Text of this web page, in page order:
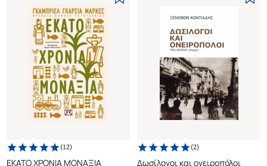
(12)
ΕΚΑΤΟ ΧΡΟΝΙΑ ΜΟΝΑΞΙΑ
(2)
Δωσίλογοι και ονειροπόλοι